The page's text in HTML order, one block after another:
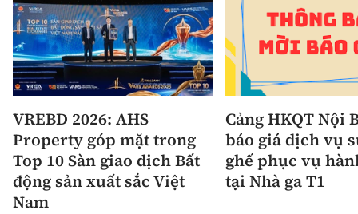
VREBD 2026: AHS
Property góp mặt trong
Top 10 Sàn giao dịch Bất
động sản xuất sắc Việt
Nam
Cảng HKQT Nội
báo giá dịch vụ
ghế phục vụ
tại Nhà ga T1